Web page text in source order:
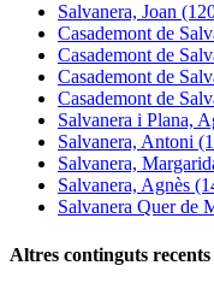
Salvanera, Joan
Casademont de
Casademont de
Casademont de
Casademont de
Salvanera i Plana,
Salvanera, Antoni
Salvanera,
Salvanera, Agnès
Salvanera Quer de
Altres continguts recents